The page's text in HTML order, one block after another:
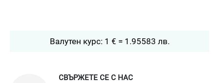
Валутен курс: 1 € = 1.95583 лв.
СВЪРЖЕТЕ СЕ С НАС